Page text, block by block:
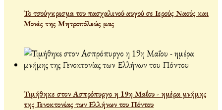
Το τσούγκρισμα του πασχαλινού αυγού σε Ιερούς Ναούς και
Μονές της Μητροπόλεώς μας
Τιμήθηκε στον Ασπρόπυργο η 19η Μαΐου - ημέρα μνήμης
της Γενοκτονίας των Ελλήνων του Πόντου